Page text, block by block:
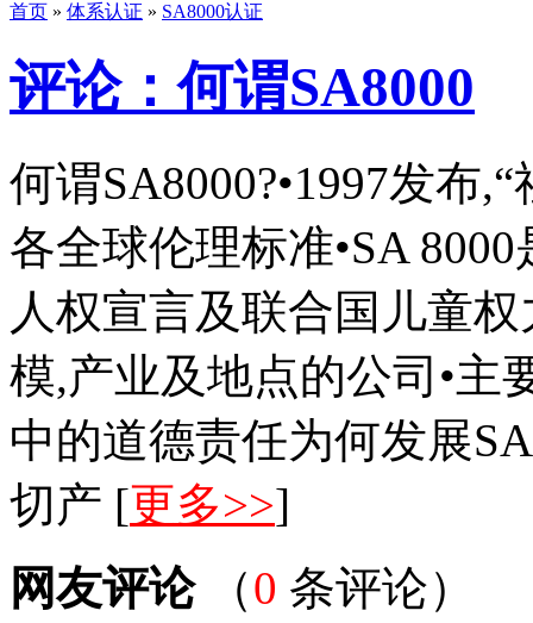
首页 » 体系认证 » SA8000认证
评论：何谓SA8000
何谓SA8000?•1997发布
各全球伦理标准•SA
人权宣言及联合国儿童
模,产业及地点的公司•主
中的道德责任为何发展
切产 [更多>>]
网友评论（0 条评论）